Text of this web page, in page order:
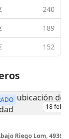
240
189
152
18 feb